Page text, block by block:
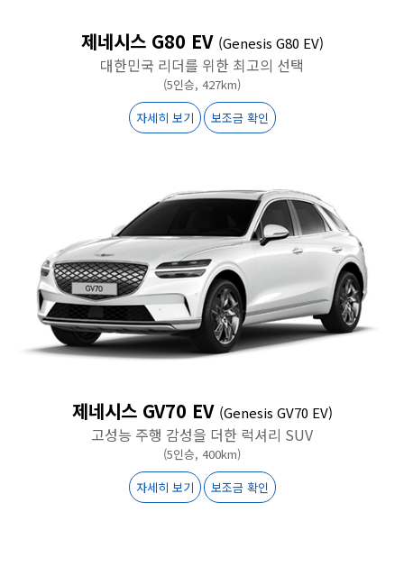
제네시스 G80 EV (Genesis G80 EV)
대한민국 리더를 위한 최고의 선택
(5인승, 427km)
자세히 보기
보조금 확인
제네시스 GV70 EV (Genesis GV70 EV)
고성능 주행 감성을 더한 럭셔리 SUV
(5인승, 400km)
자세히 보기
보조금 확인